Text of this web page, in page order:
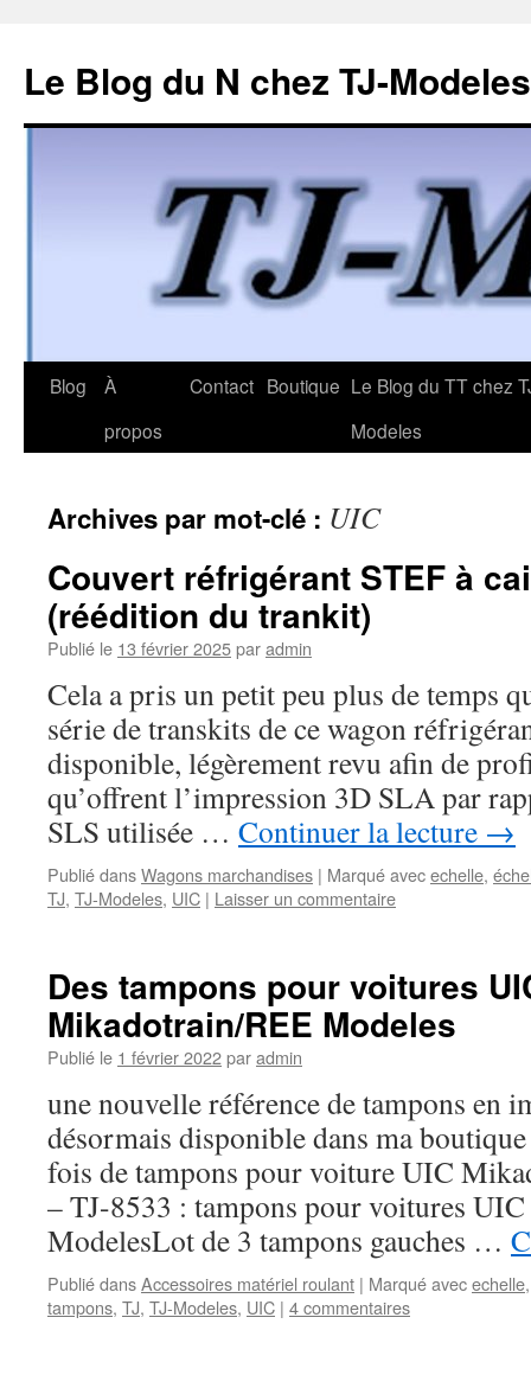
Le Blog du N chez TJ-Modeles
Aller
Blog
À
propos
Contact Boutique Le Blog du TT chez
Modeles
Archives par mot-clé : UIC
Couvert réfrigérant STEF à
(réédition du trankit)
Publié le 13 février 2025paradmin
Cela a pris un petit peu plus de temps
série de transkits de ce wagon
disponible, légèrement revu afin de
qu’offrent l’impression 3D SLA par
SLS utilisée … Continuer la lecture →
Publié dansWagons marchandises | Marqué avecechelle,
TJ, TJ-Modeles, UIC | Laisser un commentaire
Des tampons pour voitures
Mikadotrain/REE Modeles
Publié le 1 février 2022paradmin
une nouvelle référence de tampons en
désormais disponible dans ma
fois de tampons pour voiture UIC
– TJ-8533 : tampons pour voitures
ModelesLot de 3 tampons gauches …
Publié dansAccessoires matériel roulant | Marqué avecechelle
tampons, TJ, TJ-Modeles, UIC | 4 commentaires